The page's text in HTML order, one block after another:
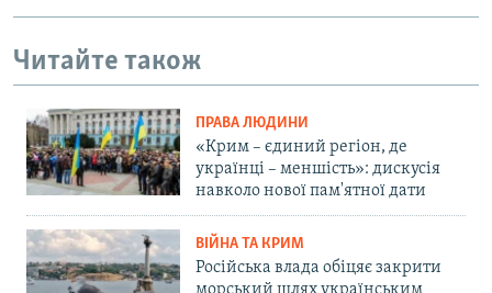
Читайте також
ПРАВА ЛЮДИНИ
«Крим – єдиний регіон, де
українці – меншість»: дискусія
навколо нової пам'ятної дати
ВІЙНА ТА КРИМ
Російська влада обіцяє закрити